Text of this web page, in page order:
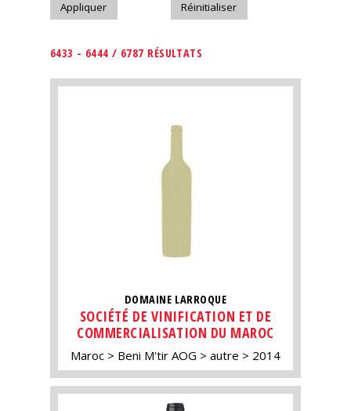
6433 - 6444 / 6787 RÉSULTATS
DOMAINE LARROQUE
SOCIÉTÉ DE VINIFICATION ET DE
COMMERCIALISATION DU MAROC
Maroc Beni M'tir AOG autre 2014